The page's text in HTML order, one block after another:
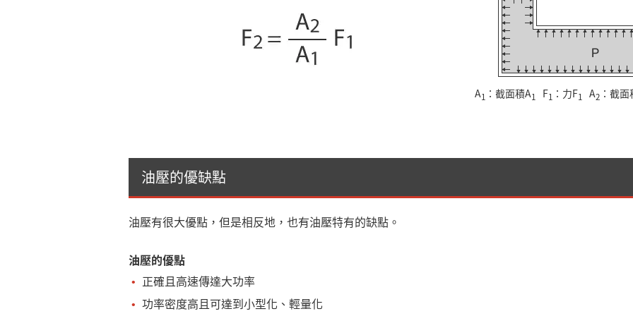
A1 ：截面積A1 F1 ：力F1 A2 ：截
油壓的優缺點
油壓有很大優點，但是相反地，也有油壓特有的缺點。
油壓的優點
正確且高速傳達大功率
功率密度高且可達到小型化、輕量化